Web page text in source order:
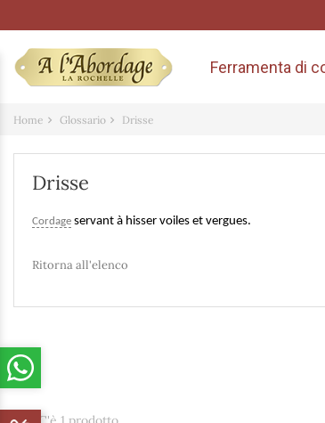
Ferramenta di
Home Glossario Drisse
Drisse
Cordage servant à hisser voiles et vergues.
Ritorna all'elenco